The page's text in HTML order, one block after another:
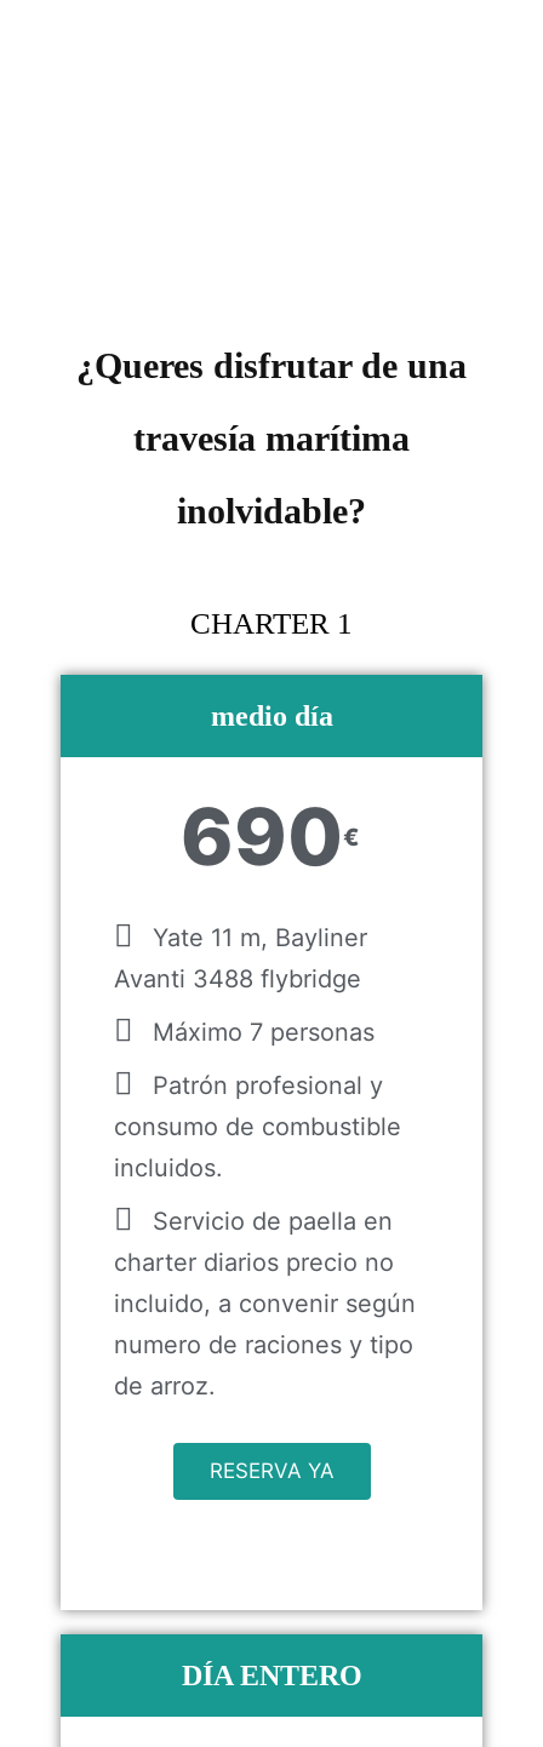
¿Queres disfrutar de una
travesía marítima
inolvidable?
CHARTER 1
medio día
690€
Yate 11 m, Bayliner
Avanti 3488 flybridge
Máximo 7 personas
Patrón profesional y
consumo de combustible
incluidos.
Servicio de paella en
charter diarios precio no
incluido, a convenir según
numero de raciones y tipo
de arroz.
RESERVA YA
DÍA ENTERO